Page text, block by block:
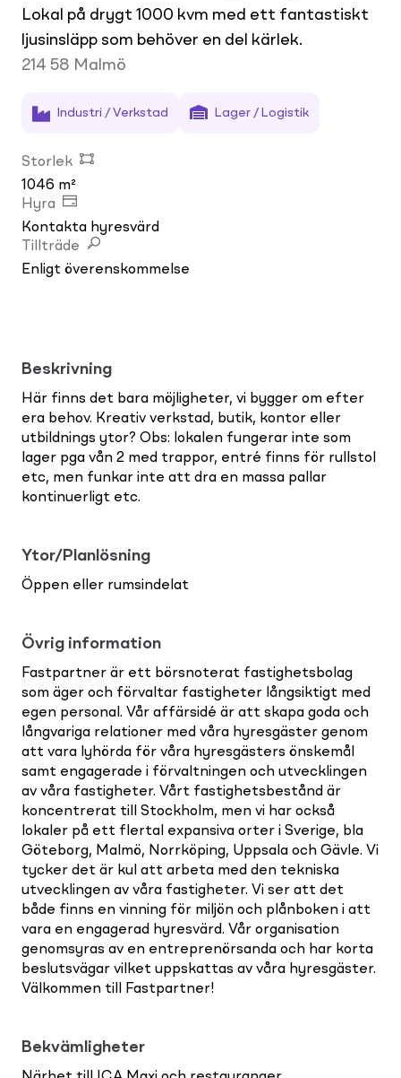
Lokal på drygt 1000 kvm med ett fantastiskt
ljusinsläpp som behöver en del kärlek.
214 58 Malmö
Industri / Verkstad Lager / Logistik
Storlek
1046 m²
Hyra
Kontakta hyresvärd
Tillträde
Enligt överenskommelse
Beskrivning
Här finns det bara möjligheter, vi bygger om efter
era behov. Kreativ verkstad, butik, kontor eller
utbildnings ytor? Obs: lokalen fungerar inte som
lager pga vån 2 med trappor, entré finns för rullstol
etc, men funkar inte att dra en massa pallar
kontinuerligt etc.
Ytor/Planlösning
Öppen eller rumsindelat
Övrig information
Fastpartner är ett börsnoterat fastighetsbolag
som äger och förvaltar fastigheter långsiktigt med
egen personal. Vår affärsidé är att skapa goda och
långvariga relationer med våra hyresgäster genom
att vara lyhörda för våra hyresgästers önskemål
samt engagerade i förvaltningen och utvecklingen
av våra fastigheter. Vårt fastighetsbestånd är
koncentrerat till Stockholm, men vi har också
lokaler på ett flertal expansiva orter i Sverige, bla
Göteborg, Malmö, Norrköping, Uppsala och Gävle. Vi
tycker det är kul att arbeta med den tekniska
utvecklingen av våra fastigheter. Vi ser att det
både finns en vinning för miljön och plånboken i att
vara en engagerad hyresvärd. Vår organisation
genomsyras av en entreprenörsanda och har korta
beslutsvägar vilket uppskattas av våra hyresgäster.
Välkommen till Fastpartner!
Bekvämligheter